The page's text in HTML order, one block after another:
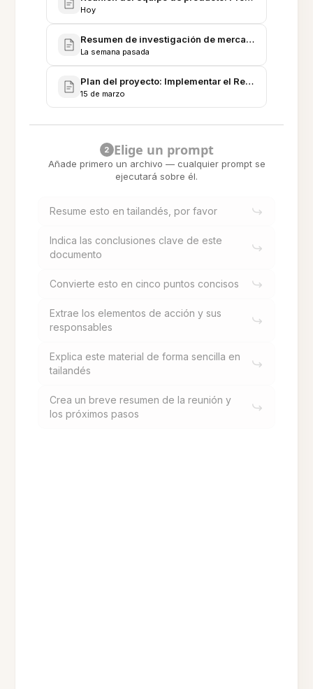
Hoy
Resumen de investigación de mercado: Uso de
La semana pasada
Plan del proyecto: Implementar el Resumidor de
15 de marzo
2 Elige un prompt
Añade primero un archivo — cualquier prompt se
ejecutará sobre él.
Resume esto en tailandés, por favor
Indica las conclusiones clave de este
documento
Convierte esto en cinco puntos concisos
Extrae los elementos de acción y sus
responsables
Explica este material de forma sencilla en
tailandés
Crea un breve resumen de la reunión y
los próximos pasos